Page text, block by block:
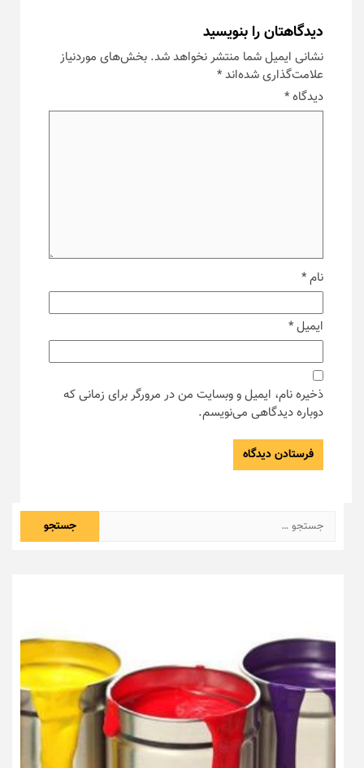
دیدگاهتان را بنویسید
نشانی ایمیل شما منتشر نخواهد شد. بخش‌های موردنیاز
علامت‌گذاری شده‌اند*
دیدگاه*
نام*
ایمیل*
ذخیره نام، ایمیل و وبسایت من در مرورگر برای زمانی که
دوباره دیدگاهی می‌نویسم.
جستجو
برای: